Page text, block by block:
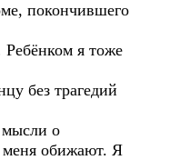
покончившего
я тоже
без трагедий
о
меня обижают. Я